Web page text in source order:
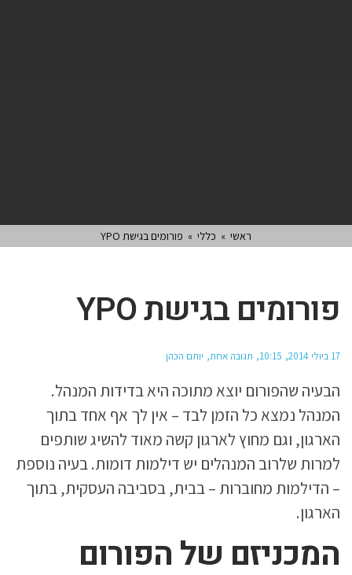
ראשי » כללי » פורומים בגישת YPO
פורומים בגישת YPO
17 ביולי 2014 10:15 תגובה אחת יותם הכהן
הבעיה שהפורום יוצא מתוכה היא בדידות המנהל.
המנהל נמצא כל הזמן לבד – אין לך אף אחד בתוך
הארגון, וגם מחוץ לארגון קשה מאוד להשיג שותפים
למרות שלרוב המנהלים יש דילמות דומות. בעיה נוספת
– הדילמות מחוברות – בבית, בסביבה העסקית, בתוך
הארגון.
המכניזם של הפורום